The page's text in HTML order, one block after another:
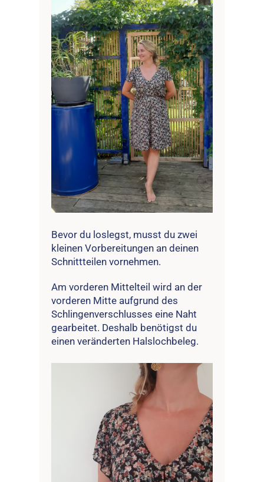
Bevor du loslegst, musst du zwei
kleinen Vorbereitungen an deinen
Schnittteilen vornehmen.
Am vorderen Mittelteil wird an der
vorderen Mitte aufgrund des
Schlingenverschlusses eine Naht
gearbeitet. Deshalb benötigst du
einen veränderten Halslochbeleg.